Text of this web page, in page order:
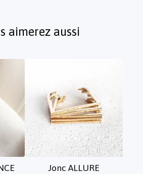
aimerez aussi
Jonc ALLURE